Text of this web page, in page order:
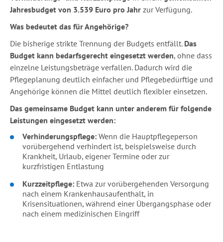
Jahresbudget von 3.539 Euro pro Jahr zur Verfügung.
Was bedeutet das für Angehörige?
Die bisherige strikte Trennung der Budgets entfällt. Das
Budget kann bedarfsgerecht eingesetzt werden, ohne dass
einzelne Leistungsbeträge verfallen. Dadurch wird die
Pflegeplanung deutlich einfacher und Pflegebedürftige und
Angehörige können die Mittel deutlich flexibler einsetzen.
Das gemeinsame Budget kann unter anderem für folgende
Leistungen eingesetzt werden:
Verhinderungspflege: Wenn die Hauptpflegeperson
vorübergehend verhindert ist, beispielsweise durch
Krankheit, Urlaub, eigener Termine oder zur
kurzfristigen Entlastung
Kurzzeitpflege: Etwa zur vorübergehenden Versorgung
nach einem Krankenhausaufenthalt, in
Krisensituationen, während einer Übergangsphase oder
nach einem medizinischen Eingriff